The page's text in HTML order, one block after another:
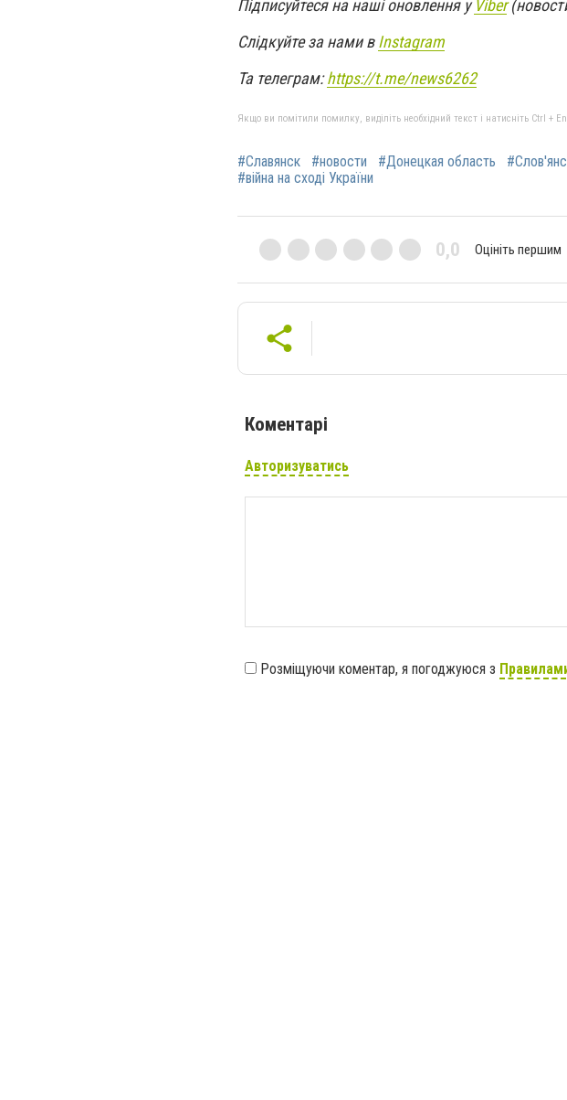
Підписуйтеся на наші оновлення уViber
Слідкуйте за нами вInstagram
Та телеграм:https://t.me/news6262
Якщо ви помітили помилку, виділіть необхідний текст і натисніть Ctrl +
#Славянск #новости #Донецкая область
#війна на сході України
0,0 Оцініть першим
Коментарі
Авторизуватись
Розміщуючи коментар, я погоджуюся з